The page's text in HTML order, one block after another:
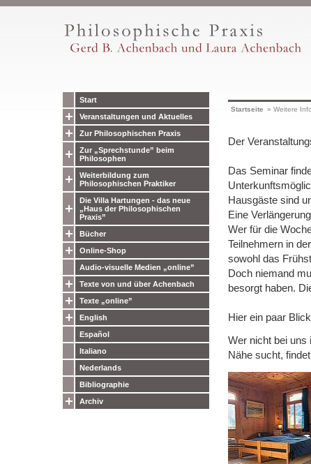
Start
Veranstaltungen und Aktuelles
Zur Philosophischen Praxis
Zur „Sprechstunde” beim
Philosophen
Weiterbildung zum
Philosophischen Praktiker
Die Villa Hartungen - das neue
„Haus der Philosophischen
Praxis”
Bücher
Online-Shop
Audio-visuelle Medien „online”
Texte von und über Achenbach
Texte „online”
English
Español
Italiano
Nederlands
Bibliographie
Archiv
Startseite » Weitere
Der
Das Seminar
Hausgäste sind
Eine
Wer für die
Teilnehmern in
sowohl das
Doch niemand
besorgt haben.
Hier ein paar
Wer nicht bei uns
Nähe sucht,